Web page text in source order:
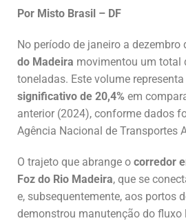
Por Misto Brasil – DF
No período de janeiro a dezembro
do Madeira movimentou um total
toneladas. Este volume
significativo de 20,4% em
anterior (2024), conforme dados
Agência Nacional de Transportes
O trajeto que abrange o corredor
Foz do Rio Madeira, que se
e, subsequentemente, aos portos
demonstrou manutenção do